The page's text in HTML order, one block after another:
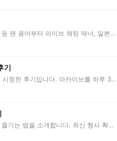
팬 용어부터 라이브 채팅 매너, 일본어
기
시청한 후기입니다. 아카이브를 하루 30
기는 법을 소개합니다. 최신 행사 확인